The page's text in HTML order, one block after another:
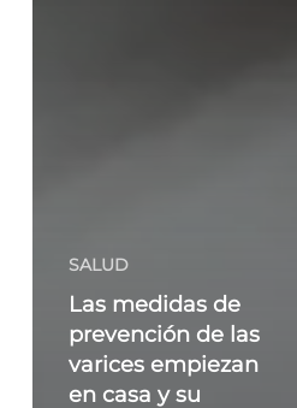
SALUD
Las medidas de
prevención de las
varices empiezan
en casa y su